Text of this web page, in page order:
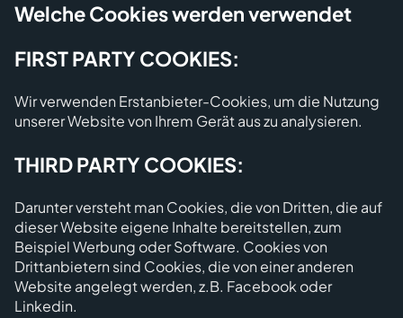
Welche Cookies werden verwendet
FIRST PARTY COOKIES:
Wir verwenden Erstanbieter-Cookies, um die Nutzung
unserer Website von Ihrem Gerät aus zu analysieren.
THIRD PARTY COOKIES:
Darunter versteht man Cookies, die von Dritten, die auf
dieser Website eigene Inhalte bereitstellen, zum
Beispiel Werbung oder Software. Cookies von
Drittanbietern sind Cookies, die von einer anderen
Website angelegt werden, z.B. Facebook oder
Linkedin.